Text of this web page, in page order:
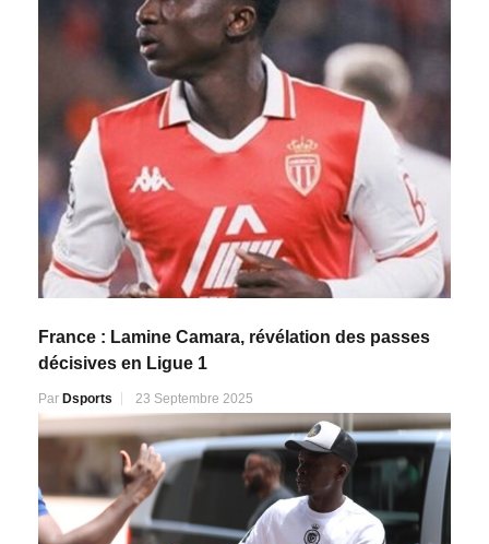
France : Lamine Camara, révélation des passes
décisives en Ligue 1
Par Dsports 23 Septembre 2025